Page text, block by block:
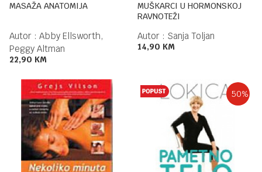
MASAŽA ANATOMIJA
Autor : Abby Ellsworth,
Peggy Altman
22,90 KM
MUŠKARCI U HORMONSKOJ
RAVNOTEŽI
Autor : Sanja Toljan
14,90 KM
50%